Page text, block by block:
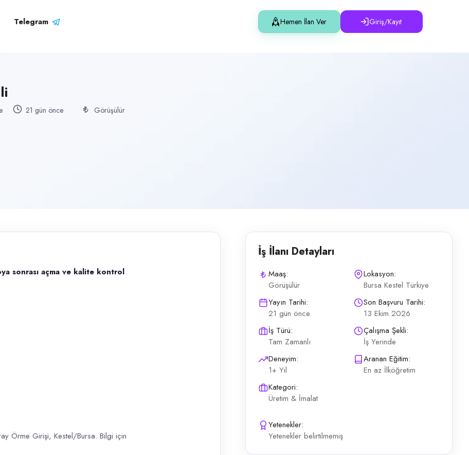
ve kalite kontrol makinasında çalışacak iş arkadaşları arıyoruz. Brode boya sonrası kumaş açma ve düzenleme Kalite kontrol
Telegram Hemen İlan Ver Giriş/Kayıt
21 gün önce Görüşülür
sonrası açma ve kalite kontrol
Örme Girişi, Kestel/Bursa. Bilgi için
İş İlanı Detayları
Maaş:
Görüşülür
Lokasyon:
Bursa Kestel Türkiye
Yayın Tarihi:
21 gün önce
Son Başvuru Tarihi:
13 Ekim 2026
İş Türü:
Tam Zamanlı
Çalışma Şekli:
İş Yerinde
Deneyim:
1+ Yıl
Aranan Eğitim:
En az İlköğretim
Kategori:
Üretim & İmalat
Yetenekler:
Yetenekler belirtilmemiş